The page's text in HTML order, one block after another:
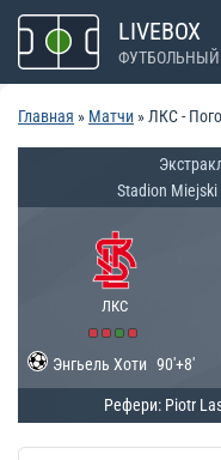
Перейти
содержимому
LIVEBOX
Главная » Матчи » ЛКС -
Stadion Miejski
ЛКС
Энгьель Хоти 90'+8'
Рефери: Piotr